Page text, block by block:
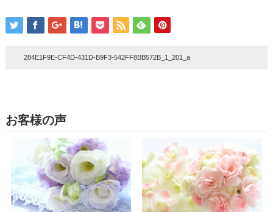
284E1F9E-CF4D-431D-B9F3-542FF8BB572B_1_201_a
お客様の声